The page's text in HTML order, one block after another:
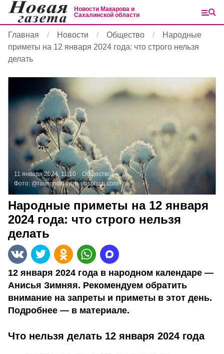
Новости Макарова и
Сахалинской области
Главная Новости Общество
Народные
приметы на 12 января 2024 года: что строго нельзя
делать
11 января 2024, 11:10
Общество
Фото: @raimondklavins unsplash.com
Народные приметы на 12 января
2024 года: что строго нельзя
делать
12 января 2024 года в народном календаре —
Анисья Зимняя. Рекомендуем обратить
внимание на запреты и приметы в этот день.
Подробнее — в материале.
Что нельзя делать 12 января 2024 года